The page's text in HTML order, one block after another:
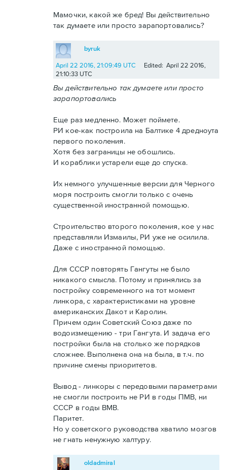
Мамочки, какой же бред! Вы действительно
так думаете или просто зарапортовались?
byruk
April 22 2016, 21:09:49 UTC
Edited: April 22 2016,
21:10:33 UTC
Вы действительно так думаете или просто
зарапортовались
Еще раз медленно. Может поймете.
РИ кое-как построила на Балтике 4 дредноута
первого поколения.
Хотя без заграницы не обошлись.
И кораблики устарели еще до спуска.
Их немного улучшенные версии для Черного
моря построить смогли только с очень
существенной иностранной помощью.
Строительство второго поколения, кое у нас
представляли Измаилы, РИ уже не осилила.
Даже с иностранной помощью.
Для СССР повторять Гангуты не было
никакого смысла. Потому и принялись за
постройку современного на тот момент
линкора, с характеристиками на уровне
американских Дакот и Каролин.
Причем один Советский Союз даже по
водоизмещению - три Гангута. И задача его
постройки была на столько же порядков
сложнее. Выполнена она на была, в т.ч. по
причине смены приоритетов.
Вывод - линкоры с передовыми параметрами
не смогли построить не РИ в годы ПМВ, ни
СССР в годы ВМВ.
Паритет.
Но у советского руководства хватило мозгов
не гнать ненужную халтуру.
oldadmiral